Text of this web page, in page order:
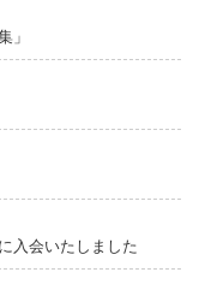
」
入会いたしました